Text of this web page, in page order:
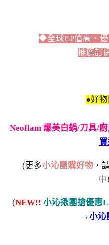
◆全球CP值高、
推薦訂
●好
Neoflam 爆美白鍋/刀具/
(更多小沁團購好物 ，
(NEW!! 小沁揪團搶優惠
→小沁